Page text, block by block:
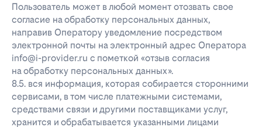
Пользователь может в любой момент отозвать свое
согласие на обработку персональных данных,
направив Оператору уведомление посредством
электронной почты на электронный адрес Оператора
info@i-provider.ru с пометкой «отзыв согласия
на обработку персональных данных».
8.5. вся информация, которая собирается сторонними
сервисами, в том числе платежными системами,
средствами связи и другими поставщиками услуг,
хранится и обрабатывается указанными лицами